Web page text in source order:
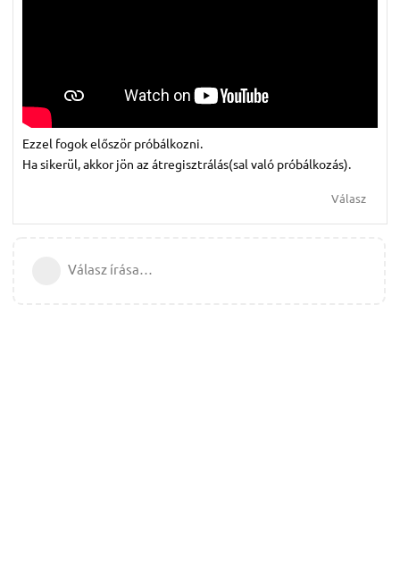
Ezzel fogok először próbálkozni.
Ha sikerül, akkor jön az átregisztrálás(sal való próbálkozás).
Válasz
Válasz írása…